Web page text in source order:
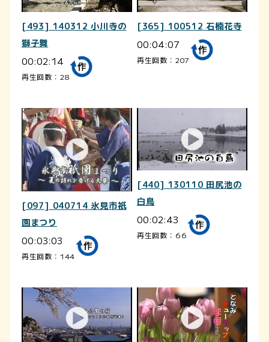
[493] 140312 小川寺の
獅子舞
00:02:14
再生回数：28
[365] 100512 石楠花寺
00:04:07
再生回数：207
[097] 040714 氷見市祇
園まつり
00:03:03
再生回数：144
[440] 130110 田尻池の
白鳥
00:02:43
再生回数：66